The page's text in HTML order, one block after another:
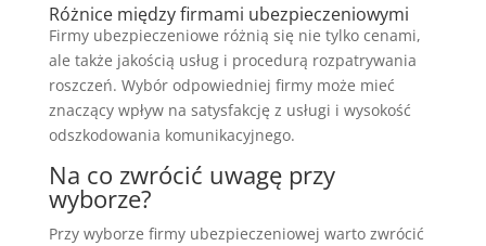
Różnice między firmami ubezpieczeniowymi
Firmy ubezpieczeniowe różnią się nie tylko cenami,
ale także jakością usług i procedurą rozpatrywania
roszczeń. Wybór odpowiedniej firmy może mieć
znaczący wpływ na satysfakcję z usługi i wysokość
odszkodowania komunikacyjnego.
Na co zwrócić uwagę przy
wyborze?
Przy wyborze firmy ubezpieczeniowej warto zwrócić